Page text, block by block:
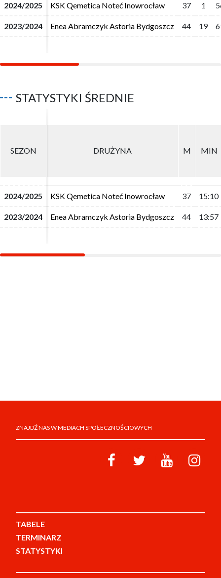
2024/2025 KSK Qemetica Noteć Inowrocław 37 1
2023/2024 Enea Abramczyk Astoria Bydgoszcz 44 19
2024/2025 KSK Qemetica Noteć Inowrocław 37 1
2023/2024 Enea Abramczyk Astoria Bydgoszcz 44 19
STATYSTYKI ŚREDNIE
SEZON DRUŻYNA M MIN
2024/2025 KSK Qemetica Noteć Inowrocław 37 15:10
2023/2024 Enea Abramczyk Astoria Bydgoszcz 44 13:57
SEZON DRUŻYNA M MIN
2024/2025 KSK Qemetica Noteć Inowrocław 37 15:10
2023/2024 Enea Abramczyk Astoria Bydgoszcz 44 13:57
ZNAJDŹ NAS W MEDIACH SPOŁECZNOŚCIOWYCH
TABELE
TERMINARZ
STATYSTYKI